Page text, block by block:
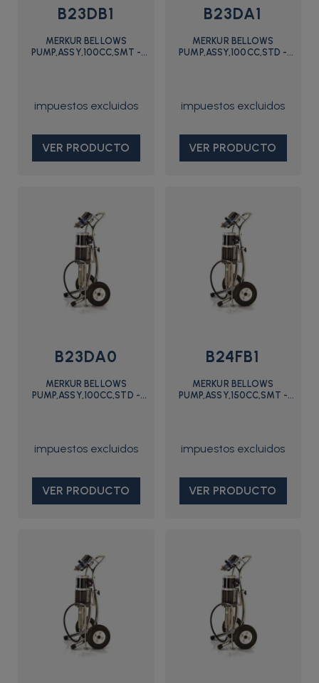
B23DB1
MERKUR BELLOWS
PUMP,ASSY,100CC,SMT -
VER PRODUCTO
B23DA1
MERKUR BELLOWS
PUMP,ASSY,100CC,STD -
VER PRODUCTO
B23DA0
MERKUR BELLOWS
PUMP,ASSY,100CC,STD -
VER PRODUCTO
B24FB1
MERKUR BELLOWS
PUMP,ASSY,150CC,SMT -
VER PRODUCTO